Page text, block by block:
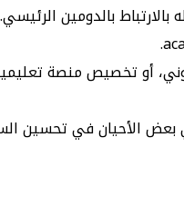
أو تخصيص منصة